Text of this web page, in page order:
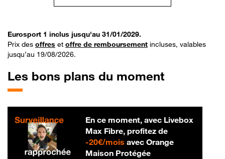
Eurosport 1 inclus jusqu'au 31/01/2029.
Prix des offres et offre de remboursement incluses, valables
jusqu’au 19/08/2026.
Les bons plans du moment
En ce moment, avec Livebox
Max Fibre, profitez de
-20€/mois20 € par mois
avec Orange
Maison Protégée